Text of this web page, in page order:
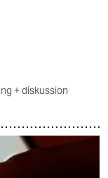
+ diskussion